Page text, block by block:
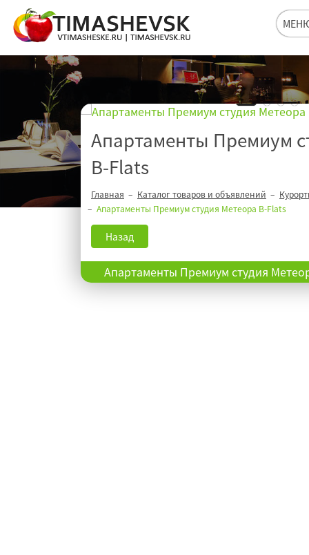
Апартаменты Премиум
B-Flats
Главная Каталог товаров и объявлений
Апартаменты Премиум студия Метеора B-Flats
Назад
Апартаменты Премиум студия